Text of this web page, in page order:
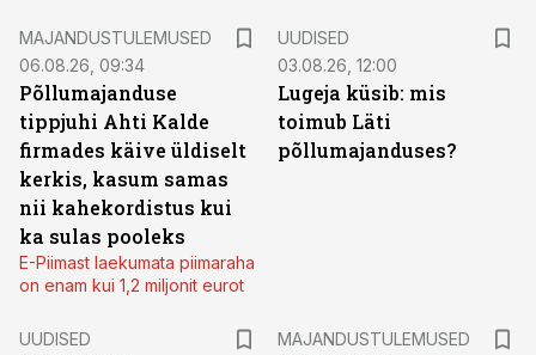
MAJANDUSTULEMUSED
06.08.26, 09:34
Põllumajanduse
tippjuhi Ahti Kalde
firmades käive üldiselt
kerkis, kasum samas
nii kahekordistus kui
ka sulas pooleks
E-Piimast laekumata piimaraha
on enam kui 1,2 miljonit eurot
UUDISED
03.08.26, 12:00
Lugeja küsib: mis
toimub Läti
põllumajanduses?
UUDISED
MAJANDUSTULEMUSED